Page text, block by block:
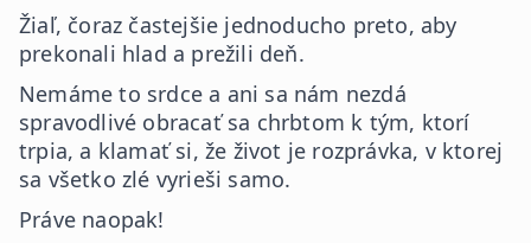
Žiaľ, čoraz častejšie jednoducho preto, aby
prekonali hlad a prežili deň.
Nemáme to srdce a ani sa nám nezdá
spravodlivé obracať sa chrbtom k tým, ktorí
trpia, a klamať si, že život je rozprávka, v ktorej
sa všetko zlé vyrieši samo.
Práve naopak!